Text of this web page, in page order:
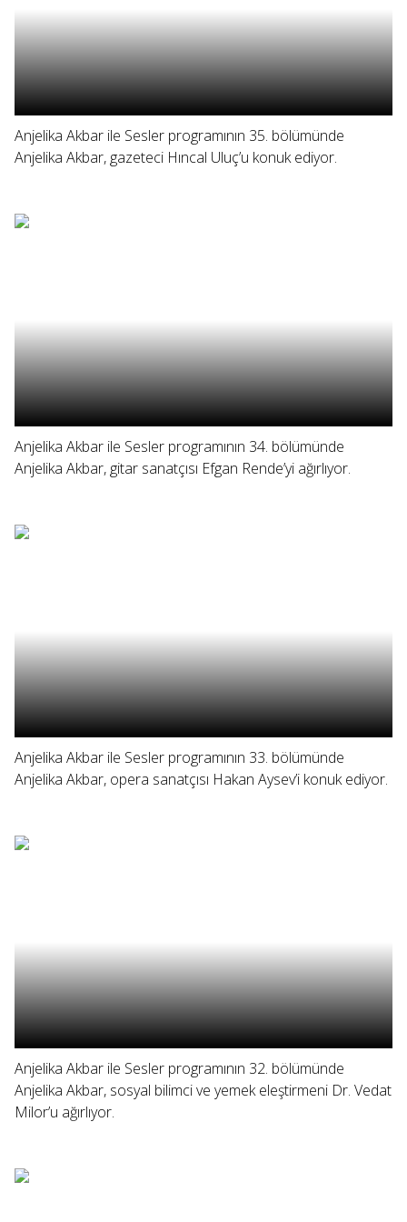
Anjelika Akbar ile Sesler programının 35. bölümünde
Anjelika Akbar, gazeteci Hıncal Uluç’u konuk ediyor.
Anjelika Akbar ile Sesler programının 34. bölümünde
Anjelika Akbar, gitar sanatçısı Efgan Rende’yi ağırlıyor.
Anjelika Akbar ile Sesler programının 33. bölümünde
Anjelika Akbar, opera sanatçısı Hakan Aysev’i konuk ediyor.
Anjelika Akbar ile Sesler programının 32. bölümünde
Anjelika Akbar, sosyal bilimci ve yemek eleştirmeni Dr. Vedat
Milor’u ağırlıyor.